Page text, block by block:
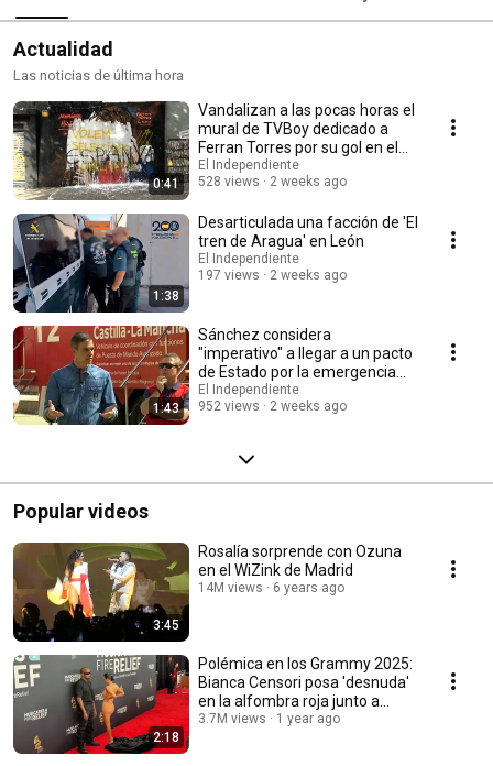
Actualidad
Las noticias de última hora
0:41
Vandalizan a las pocas horas el
mural de TVBoy dedicado a
Ferran Torres por su gol en el
Mundial
El Independiente
528 views
2 weeks ago
1:38
Desarticulada una facción de 'El
tren de Aragua' en León
El Independiente
197 views
2 weeks ago
1:43
Sánchez considera
"imperativo" a llegar a un pacto
de Estado por la emergencia
climática
El Independiente
952 views
2 weeks ago
Popular videos
3:45
Rosalía sorprende con Ozuna
en el WiZink de Madrid
14M views 6 years ago
2:18
Polémica en los Grammy 2025:
Bianca Censori posa 'desnuda'
en la alfombra roja junto a
Kanye West
3.7M views 1 year ago